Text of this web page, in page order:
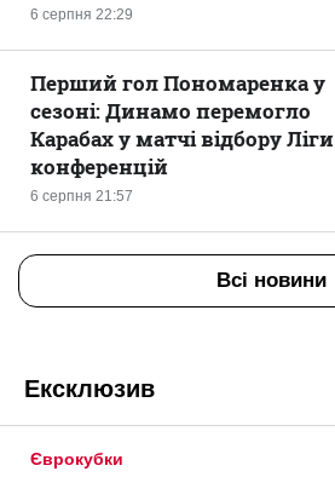
6 серпня 22:29
6 серпня 21:57
Перший гол Пономаренка у
сезоні: Динамо перемогло
Карабах у матчі відбору Ліги
конференцій
Всі новини
Ексклюзив
Єврокубки